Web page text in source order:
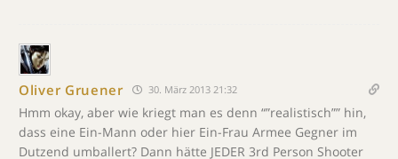
Oliver Gruener 30. März 2013 21:32
Hmm okay, aber wie kriegt man es denn “”realistisch”” hin,
dass eine Ein-Mann oder hier Ein-Frau Armee Gegner im
Dutzend umballert? Dann hätte JEDER 3rd Person Shooter